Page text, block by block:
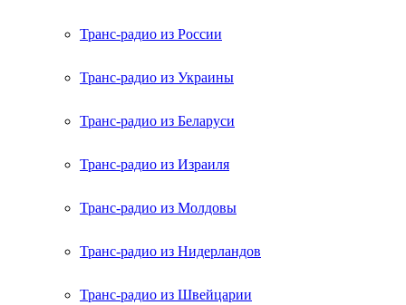
Транс-радио из России
Транс-радио из Украины
Транс-радио из Беларуси
Транс-радио из Израиля
Транс-радио из Молдовы
Транс-радио из Нидерландов
Транс-радио из Швейцарии